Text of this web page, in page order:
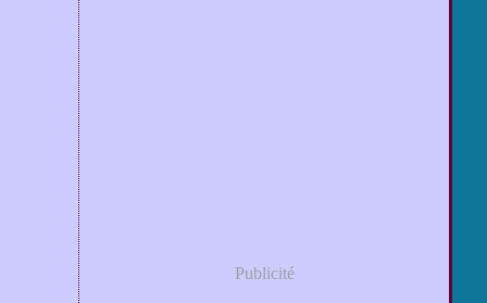
Publicité